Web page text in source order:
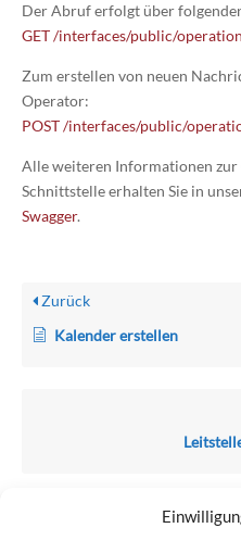
Der Abruf erfolgt über
GET/interfaces/public/
Zum erstellen von neuen
Operator:
POST/interfaces/public/
Alle weiteren Informationen
Schnittstelle erhalten Sie in
Swagger.
Zurück
Kalender erstellen